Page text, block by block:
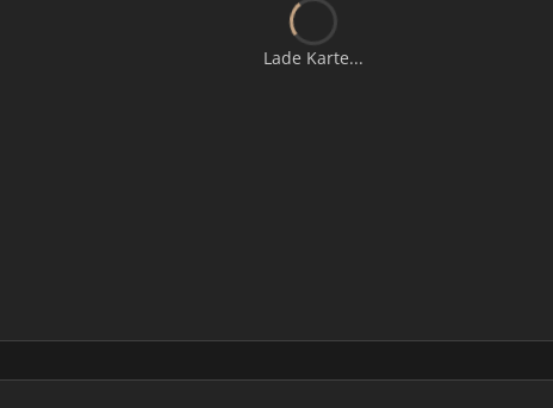
Lade Karte...